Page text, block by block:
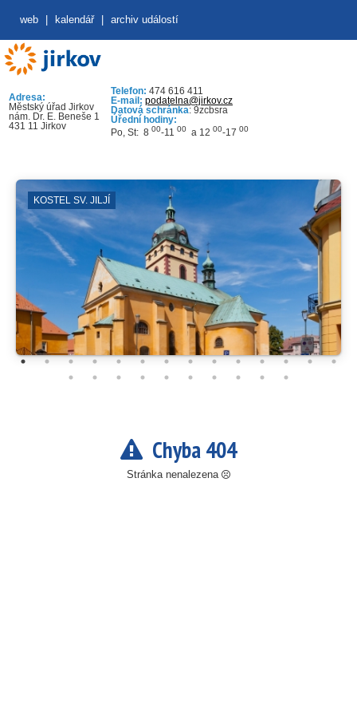
web kalendář archiv událostí
Adresa:
Městský úřad Jirkov
nám. Dr. E. Beneše 1
431 11 Jirkov
Telefon: 474 616 411
E-mail: podatelna@jirkov.cz
Datová schránka: 9zcbsra
Úřední hodiny:
Po, St: 8 00-11 00 a 12 00-17 00
KOSTEL SV. JILJÍ
Chyba 404
Stránka nenalezena